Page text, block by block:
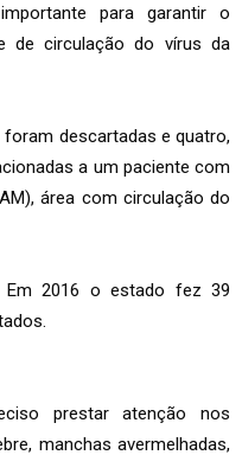
para garantir o
de circulação do vírus da
foram descartadas e quatro,
a um paciente com
área com circulação do
Em 2016 o estado fez 39
prestar atenção nos
manchas avermelhadas,